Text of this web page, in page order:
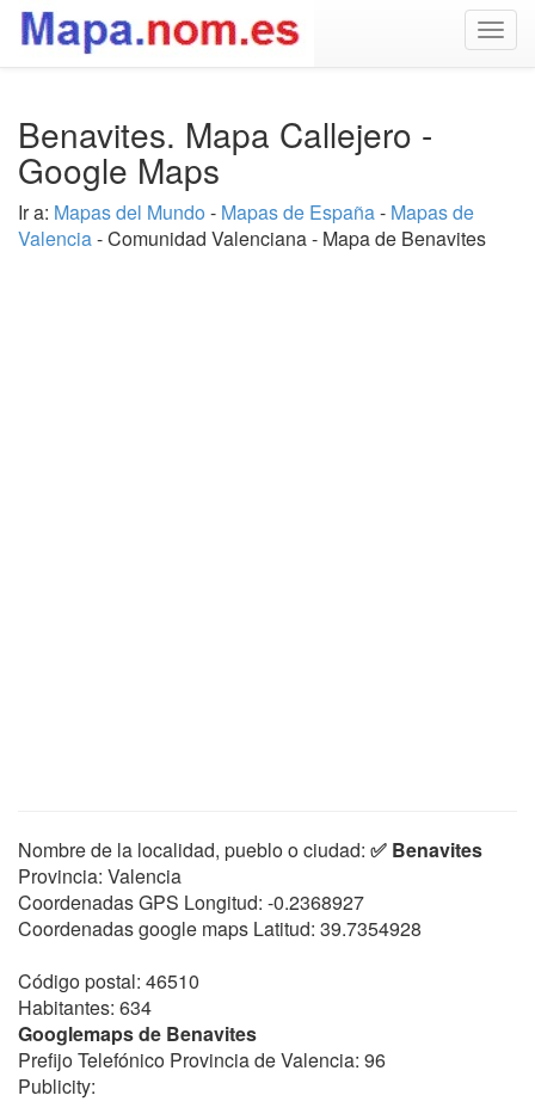
Benavites. Mapa Callejero -
Google Maps
Ir a: Mapas del Mundo - Mapas de España- Mapas de
Valencia- Comunidad Valenciana - Mapa de Benavites
Nombre de la localidad, pueblo o ciudad: ✅ Benavites
Provincia: Valencia
Coordenadas GPS Longitud: -0.2368927
Coordenadas google maps Latitud: 39.7354928
Código postal: 46510
Habitantes: 634
Googlemaps de Benavites
Prefijo Telefónico Provincia de Valencia: 96
Publicity: